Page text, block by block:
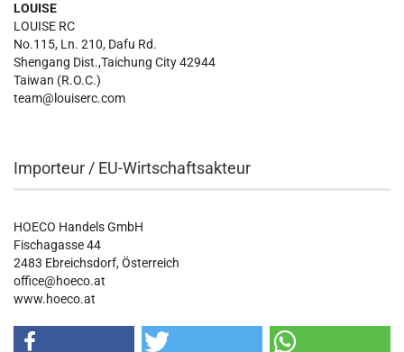
LOUISE
LOUISE RC
No.115, Ln. 210, Dafu Rd.
Shengang Dist.,Taichung City 42944
Taiwan (R.O.C.)
team@louiserc.com
Importeur / EU-Wirtschaftsakteur
HOECO Handels GmbH
Fischagasse 44
2483 Ebreichsdorf, Österreich
office@hoeco.at
www.hoeco.at